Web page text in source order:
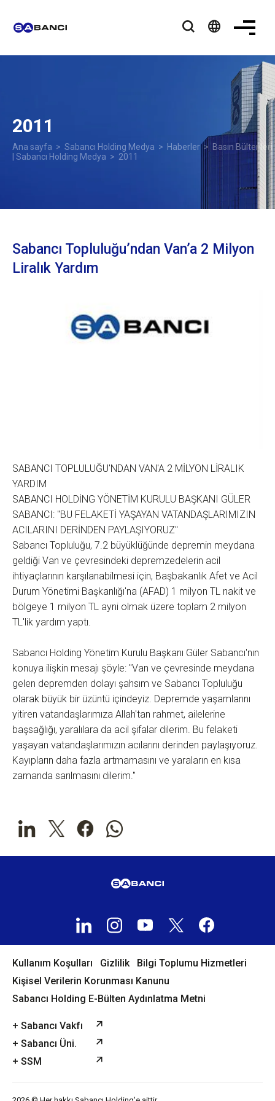
language
2011
Ana sayfa > Sabancı Holding Medya > Haberler> Basın Bültenleri
| Sabancı Holding Medya > 2011
Sabancı Topluluğu’ndan Van’a 2 Milyon
Liralık Yardım
SABANCI TOPLULUĞU'NDAN VAN'A 2 MİLYON LİRALIK
YARDIM
SABANCI HOLDİNG YÖNETİM KURULU BAŞKANI GÜLER
SABANCI: "BU FELAKETİ YAŞAYAN VATANDAŞLARIMIZIN
ACILARINI DERİNDEN PAYLAŞIYORUZ"
Sabancı Topluluğu, 7.2 büyüklüğünde depremin meydana
geldiği Van ve çevresindeki depremzedelerin acil
ihtiyaçlarının karşılanabilmesi için, Başbakanlık Afet ve Acil
Durum Yönetimi Başkanlığı'na (AFAD) 1 milyon TL nakit ve
bölgeye 1 milyon TL ayni olmak üzere toplam 2 milyon
TL'lik yardım yaptı.
Sabancı Holding Yönetim Kurulu Başkanı Güler Sabancı'nın
konuya ilişkin mesajı şöyle: "Van ve çevresinde meydana
gelen depremden dolayı şahsım ve Sabancı Topluluğu
olarak büyük bir üzüntü içindeyiz. Depremde yaşamlarını
yitiren vatandaşlarımıza Allah'tan rahmet, ailelerine
başsağlığı, yaralılara da acil şifalar dilerim. Bu felaketi
yaşayan vatandaşlarımızın acılarını derinden paylaşıyoruz.
Kayıpların daha fazla artmamasını ve yaraların en kısa
zamanda sarılmasını dilerim."
Kullanım Koşulları Gizlilik
Bilgi Toplumu Hizmetleri
Kişisel Verilerin Korunması Kanunu
Sabancı Holding E-Bülten Aydınlatma Metni
+ Sabancı Vakfı
+ Sabancı Üni.
+ SSM